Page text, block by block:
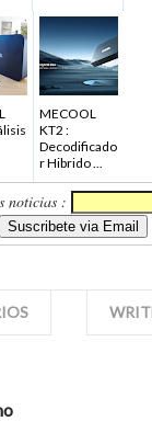
MECOOL
KT2 :
Decodificado
r Hibrido ...
noticias :